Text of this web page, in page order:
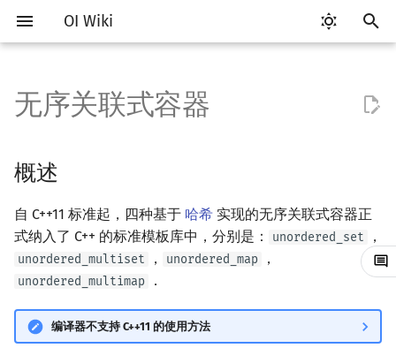
OI Wiki
入
以
始
搜
Getting Started
关于本项目
如何参与
OI Wiki 不是什么
数学符号表
比赛相关简介
赛事
题型
学习路线
技巧
常见错误
常见技巧
工具软件简介
代码编辑工具
VS Code
Atom
评测工具 Cena
CCR Plus
命令行
命令行编译与调试
编译器
Generator
Validator
Hello, World!
C++ 语法基础
变量
流程控制语句
高级数据类型
联合体
指针
概述
制造哈希冲突
自定义哈希函数
类
命名空间
值类别
重载运算符
常量
平衡树
算法基础简介
复杂度
枚举
递归 & 分治
贪心
冒泡排序
插入排序
搜索部分简介
DFS（搜索）
BFS（搜索）
双向搜索
启发式搜索
A*
动态规划部分简介
动态规划基础
记忆化搜索
背包 DP
DAG 上的 DP
斜率优化
四边形不等式优化
字符串部分简介
字符串基础
标准库
字符串匹配
字符串哈希
字典树 (Trie)
数学部分简介
布尔代数
数字系统 平衡三进制
格雷码
位操作
二进制集合操作
高精度计算
素数
最大公约数
快速傅里叶变换
快速数论变换
容斥原理
斐波那契数列
内积和外积
矩阵
环论
域论
随机变量
随机变量的数字特征
零和游戏
非公平组合游戏
高斯消元
牛顿迭代法
数据结构部分简介
栈
队列
并查集
配对堆
左偏树
块状链表
树分块
李超线段树
猫树
值
Splay 树
WBLT
可持久化块状数组
可持久化平衡树
线段树套平衡树
树状数组套权值线段树
Euler Tour Tree
Top Tree
图论部分简介
图论相关概念
图的存储
DFS（图论）
BFS（图论）
树上问题
树的中心
树的重心
k 短路
同余最短路
最小直径生成树
割点和桥
圆方树
最小割
费用流
二分图最大权匹配
一般图最大匹配
计算几何部分简介
二维计算几何基础
三维计算几何基础
三角剖分
杂项简介
离散化
双指针
离线算法
整体二分
莫队算法
随机化
爬山算法
模拟退火
RMQ
并查集应用
括号序列
线段树与离线询问
无序关联式容器
概述
自 C++11 标准起，四种基于 哈希 实现的无序关联式容器正
式纳入了 C++ 的标准模板库中，分别是：
unordered_set ，
unordered_multiset ， unordered_map ，
unordered_multimap ．
编译器不支持 C++11 的使用方法